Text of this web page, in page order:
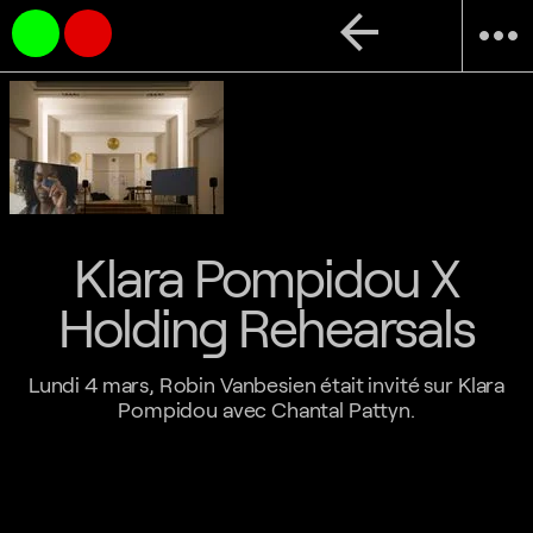
more_horiz
arrow_back
Klara Pompidou X
Holding Rehearsals
Lundi 4 mars, Robin Vanbesien était invité sur Klara
Pompidou avec Chantal Pattyn.